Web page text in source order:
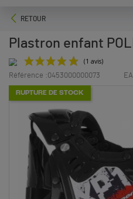
RETOUR
Plastron enfant
Référence :0453000000073
RUPTURE DE STOCK